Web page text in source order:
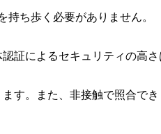
ち歩く必要がありません。
証によるセキュリティの高さ
す。また、非接触で照合でき